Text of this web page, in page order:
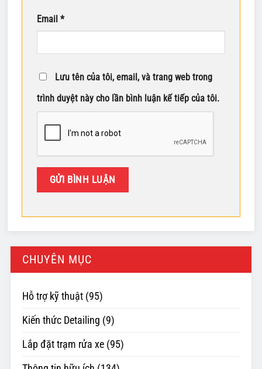
CHUYÊN MỤC
Hỗ trợ kỹ thuật (95)
Kiến thức Detailing (9)
Lắp đặt trạm rửa xe (95)
Email *
Lưu tên của tôi, email, và trang web trong
trình duyệt này cho lần bình luận kế tiếp của tôi.